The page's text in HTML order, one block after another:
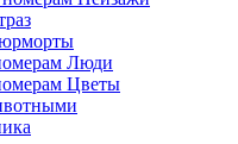
Люди
Цветы